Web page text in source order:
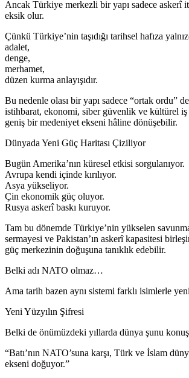
Ancak Türkiye merkezli bir yapı sadece askerî
eksik olur.
Çünkü Türkiye’nin taşıdığı tarihsel hafıza
adalet,
denge,
merhamet,
düzen kurma anlayışıdır.
Bu nedenle olası bir yapı sadece “ortak ordu”
istihbarat, ekonomi, siber güvenlik ve kültürel
geniş bir medeniyet ekseni hâline dönüşebilir.
Dünyada Yeni Güç Haritası Çiziliyor
Bugün Amerika’nın küresel etkisi sorgulanıyor.
Avrupa kendi içinde kırılıyor.
Asya yükseliyor.
Çin ekonomik güç oluyor.
Rusya askerî baskı kuruyor.
Tam bu dönemde Türkiye’nin yükselen
sermayesi ve Pakistan’ın askerî kapasitesi
güç merkezinin doğuşuna tanıklık edebilir.
Belki adı NATO olmaz…
Ama tarih bazen aynı sistemi farklı isimlerle
Yeni Yüzyılın Şifresi
Belki de önümüzdeki yıllarda dünya şunu
“Batı’nın NATO’suna karşı, Türk ve İslam
ekseni doğuyor.”